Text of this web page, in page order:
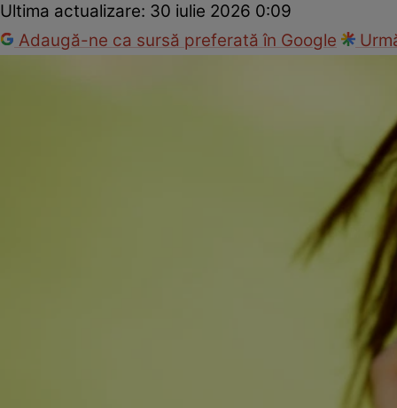
Ultima actualizare: 30 iulie 2026 0:09
Adaugă-ne ca sursă preferată în Google